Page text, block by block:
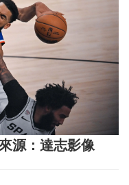
源：達志影像